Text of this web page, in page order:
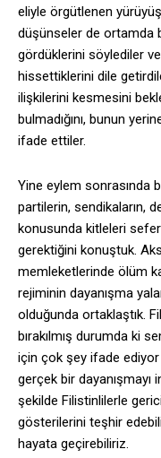
eliyle örgütlenen
düşünseler de ortamda
gördüklerini söylediler
hissettiklerini dile
ilişkilerini kesmesini
bulmadığını, bunun
ifade ettiler.
Yine eylem sonrasında
partilerin, sendikaların,
konusunda kitleleri
gerektiğini konuştuk.
memleketlerinde ölüm
rejiminin dayanışma
olduğunda ortaklaştık.
bırakılmış durumda ki
için çok şey ifade ediyor
gerçek bir
şekilde Filistinlilerle
gösterilerini teşhir
hayata geçirebiliriz.